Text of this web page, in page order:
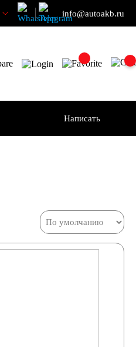
info@autoakb.ru
Написать